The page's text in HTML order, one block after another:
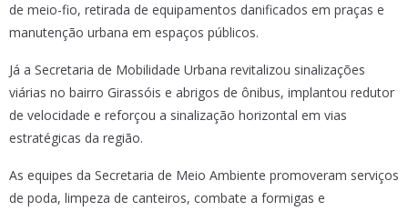
de meio-fio, retirada de equipamentos danificados em praças e
manutenção urbana em espaços públicos.
Já a Secretaria de Mobilidade Urbana revitalizou sinalizações
viárias no bairro Girassóis e abrigos de ônibus, implantou redutor
de velocidade e reforçou a sinalização horizontal em vias
estratégicas da região.
As equipes da Secretaria de Meio Ambiente promoveram serviços
de poda, limpeza de canteiros, combate a formigas e